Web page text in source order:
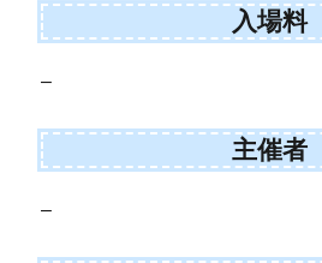
入場料
–
主催者
–